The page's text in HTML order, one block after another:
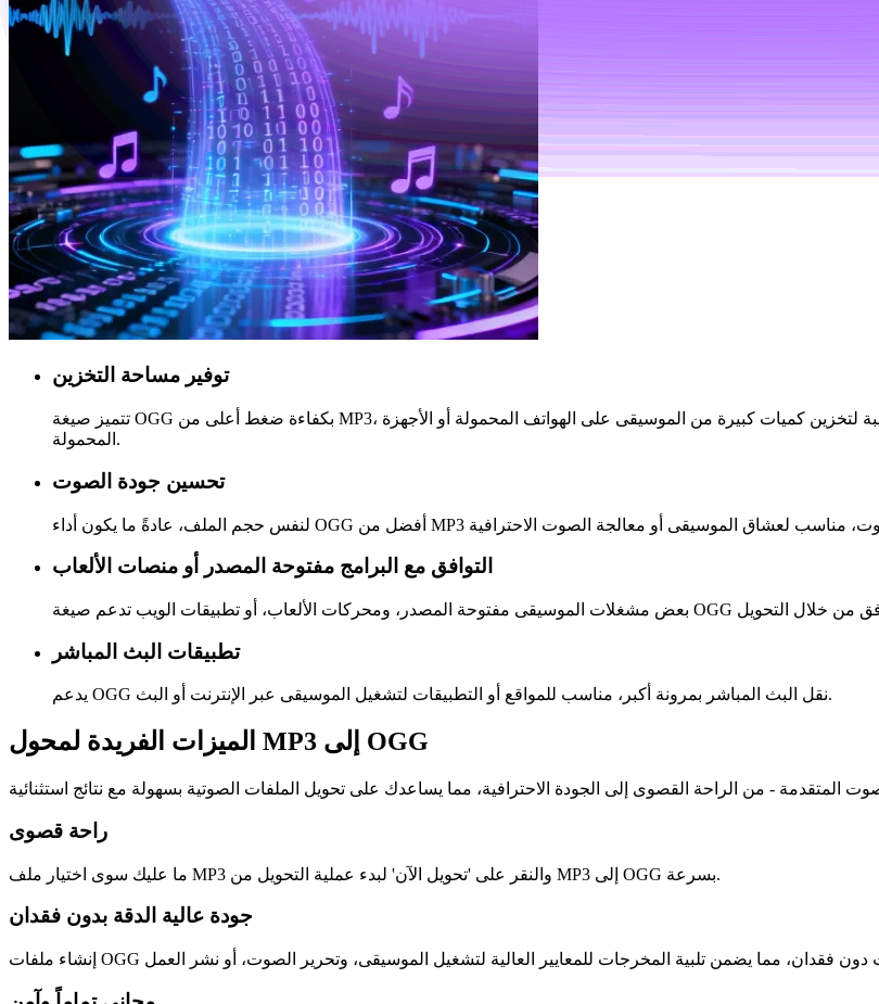
توفير مساحة التخزين
تتميز صيغة OGG بكفاءة ضغط أعلى من MP3، مما يؤدي إلى ملفات أصغر حجماً مع الحفاظ على جودة صوت مماثلة، مناسبة لتخزين كميات كبيرة من الموسيقى على الهواتف المحمولة أو الأجهزة
المحمولة.
تحسين جودة الصوت
التوافق مع البرامج مفتوحة المصدر أو منصات الألعاب
تطبيقات البث المباشر
يدعم OGG نقل البث المباشر بمرونة أكبر، مناسب للمواقع أو التطبيقات لتشغيل الموسيقى عبر الإنترنت أو البث.
الميزات الفريدة لمحول MP3 إلى OGG
راحة قصوى
ما عليك سوى اختيار ملف MP3 والنقر على 'تحويل الآن' لبدء عملية التحويل من MP3 إلى OGG بسرعة.
جودة عالية الدقة بدون فقدان